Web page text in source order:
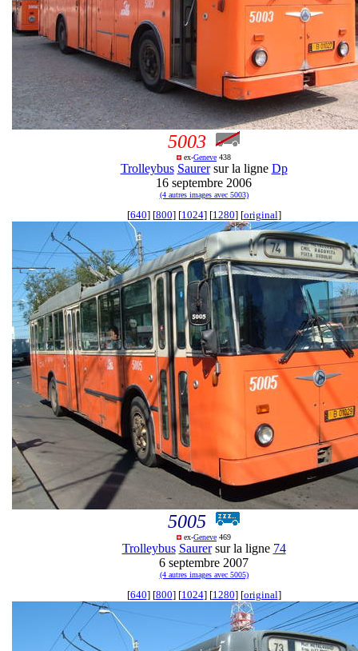
5003
ex-Geneve 438
Trolleybus Saurersur la ligne Dp
16 septembre 2006
(4 autres images avec 5003)
[640] [800] [1024] [1280] [original]
5005
ex-Geneve 469
Trolleybus Saurersur la ligne 74
6 septembre 2007
(4 autres images avec 5005)
[640] [800] [1024] [1280] [original]